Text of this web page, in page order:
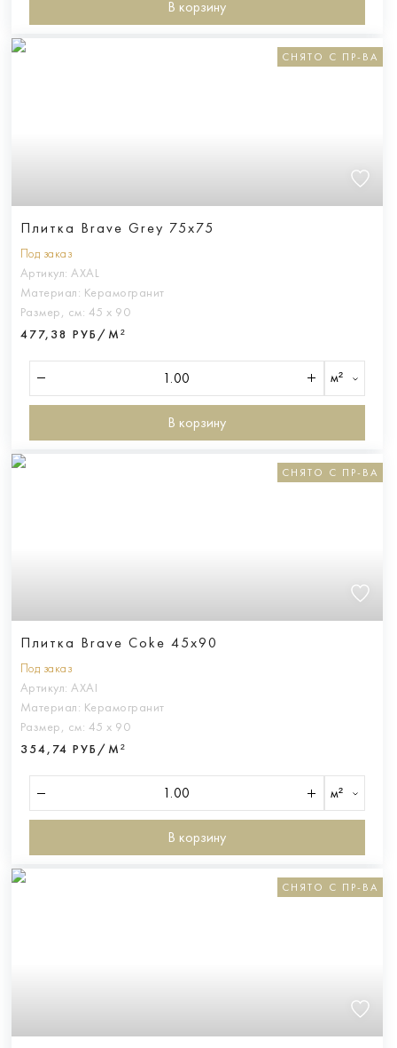
В корзину
СНЯТО С ПР-ВА
Плитка Brave Grey 75x75
Под заказ
Артикул: AXAL
Материал: Керамогранит
Размер, см: 45 х 90
477,38 РУБ/М²
м²
В корзину
СНЯТО С ПР-ВА
Плитка Brave Coke 45x90
Под заказ
Артикул: AXAI
Материал: Керамогранит
Размер, см: 45 х 90
354,74 РУБ/М²
м²
В корзину
СНЯТО С ПР-ВА